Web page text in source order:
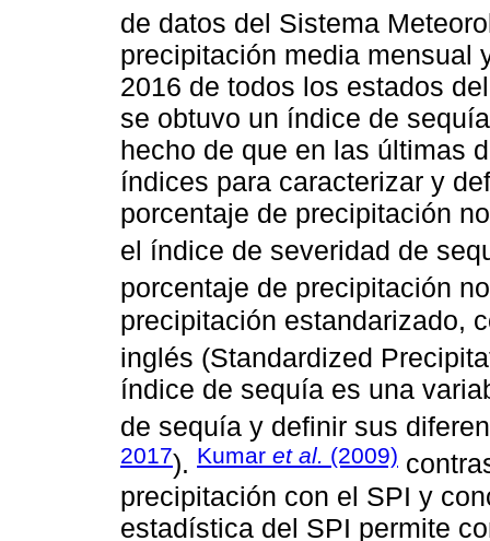
de datos del Sistema
precipitación media mensual
2016 de todos los estados
se obtuvo un índice de
hecho de que en las últimas
índices para caracterizar y
porcentaje de precipitación
el índice de severidad de
porcentaje de precipitación
precipitación estandarizado,
inglés (Standardized
índice de sequía es una
de sequía y definir sus
2017). Kumar et al. (2009)
precipitación con el SPI y
estadística del SPI permite